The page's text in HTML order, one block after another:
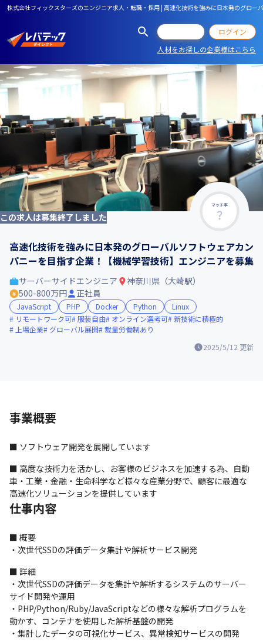
株式会社フィックスターズのエンジニア求人・転職・採用 | 高速化技術を強みに日本発のグロ
ログイン
人材をお探しの企業様はこちら
マッチ率
この求人は募集終了しました
高速化技術を強みに日本発のグローバルソフトウェアカン
パニーを目指す企業！【機械学習技術】エンジニアを募集
2025/5/12 更新
サーバーサイドエンジニア
神奈川県（大崎駅）
500-800万円
正社員
JavaScript PHP Docker Python
Linux
リモートワーク可 服装自由 オンライン選考可 新技術に積極的
上場企業
グローバル展開 裁量労働制あり
事業概要
■ ソフトウェア開発を展開しています
■ 高度な技術力を活かし、お客様のビジネスを加速する為、自動
車・工業・金融・生命科学など様々な産業分野で、顧客に最適な
高速化ソリューションを提供しています
仕事内容
■ 概要
・次世代SSDの評価データ集計や解析サービス開発
■ 詳細
・次世代SSDの評価データを集計や解析するシステムのサーバー
サイド開発や運用
・PHP/Python/Ruby/JavaScriptなどの様々な解析プログラムを
動かす、コンテナを使用した解析基盤の開発
・集計したデータの可視化サービス、異常検知サービスの開発